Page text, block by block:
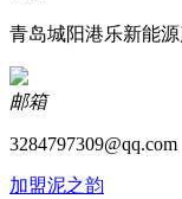
青岛城阳港乐新能源
邮箱
3284797309@qq.com
加盟泥之韵